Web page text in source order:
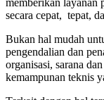
secara cepat, tepat,
Bukan hal mudah
pengendalian dan
organisasi, sarana
kemampunan teknis